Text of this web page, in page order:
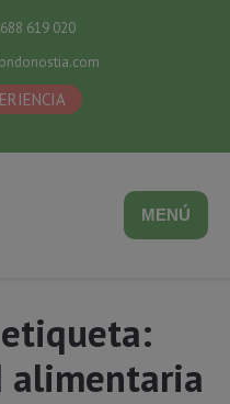
619 020
MENÚ
alimentaria